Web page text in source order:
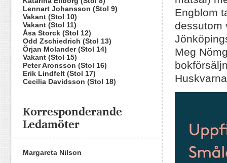
Engblom
dessutom
Meg
Lennart Johansson (Stol 9)
Vakant (Stol 10)
Vakant (Stol 11)
Åsa Storck (Stol 12)
Odd Zschiedrich (Stol 13)
Örjan Molander (Stol 14)
Vakant (Stol 15)
Peter Aronsson (Stol 16)
Erik Lindfelt (Stol 17)
Cecilia Davidsson (Stol 18)
Korresponderande
Ledamöter
Margareta Nilson